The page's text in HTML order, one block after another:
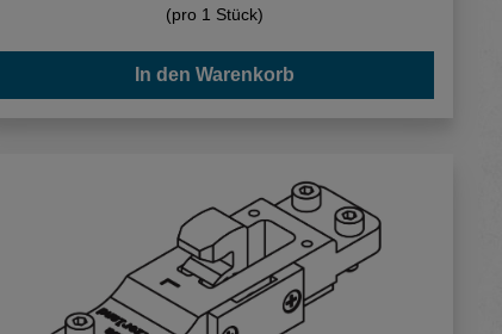
(pro 1 Stück)
In den Warenkorb